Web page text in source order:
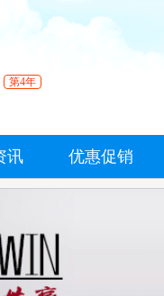
第4年
讯 优惠促销